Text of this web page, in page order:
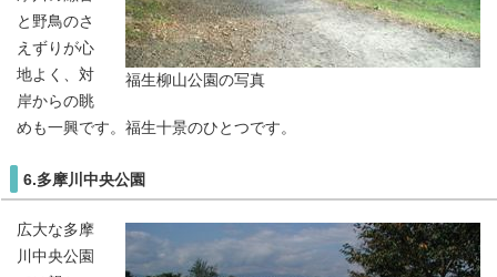
福生柳山公園の写真
と野鳥のさ
えずりが心
地よく、対
岸からの眺
めも一興です。福生十景のひとつです。
6.多摩川中央公園
広大な多摩
川中央公園